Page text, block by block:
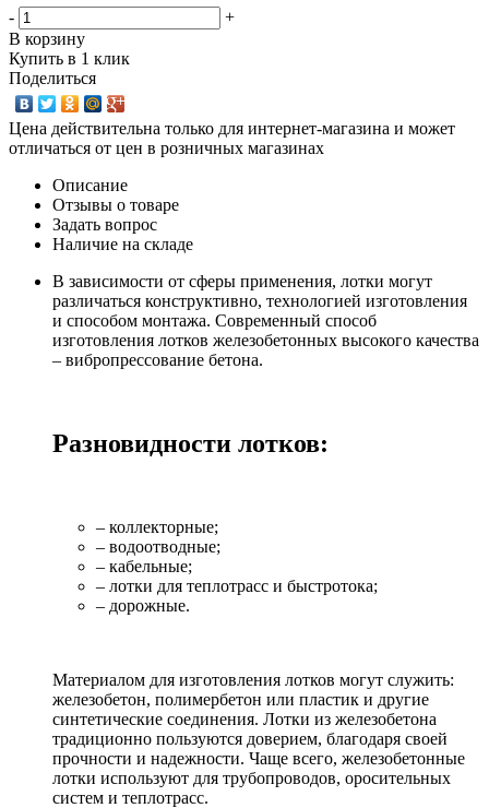
-
+
В корзину
Купить в 1 клик
Поделиться
Цена действительна только для интернет-магазина и может
отличаться от цен в розничных магазинах
Описание
Отзывы о товаре
Задать вопрос
Наличие на складе
В зависимости от сферы применения, лотки могут
различаться конструктивно, технологией изготовления
и способом монтажа. Современный способ
изготовления лотков железобетонных высокого качества
– вибропрессование бетона.
Разновидности лотков:
– коллекторные;
– водоотводные;
– кабельные;
– лотки для теплотрасс и быстротока;
– дорожные.
Материалом для изготовления лотков могут служить:
железобетон, полимербетон или пластик и другие
синтетические соединения. Лотки из железобетона
традиционно пользуются доверием, благодаря своей
прочности и надежности. Чаще всего, железобетонные
лотки используют для трубопроводов, оросительных
систем и теплотрасс.